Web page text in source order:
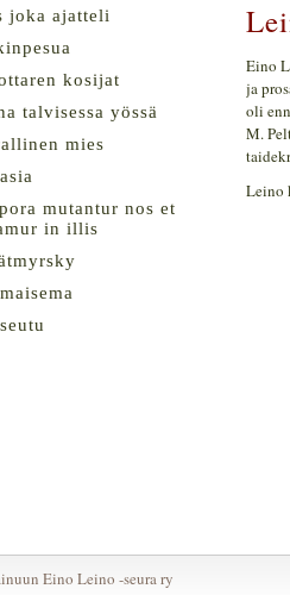
Eino
ja
oli
M.
Leino
joka ajatteli
kosijat
talvisessa yössä
mies
mutantur nos et
in illis
Eino Leino -seura ry